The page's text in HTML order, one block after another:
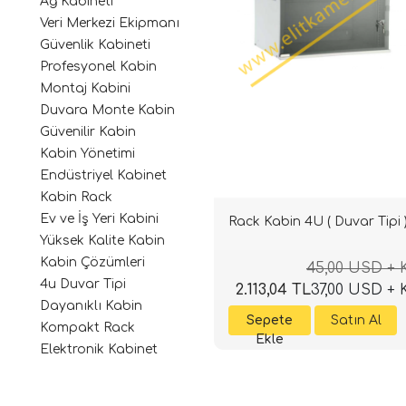
Veri Merkezi Ekipmanı
Güvenlik Kabineti
Profesyonel Kabin
Montaj Kabini
Duvara Monte Kabin
Güvenilir Kabin
Kabin Yönetimi
Endüstriyel Kabinet
Kabin Rack
Ev ve İş Yeri Kabini
Yüksek Kalite Kabin
Kabin Çözümleri
4u Duvar Tipi
Dayanıklı Kabin
Kompakt Rack
Elektronik Kabinet
Rack Kabin 4U ( Duvar Tipi )
45,00 USD +
37,00 USD +
2.113,04 TL